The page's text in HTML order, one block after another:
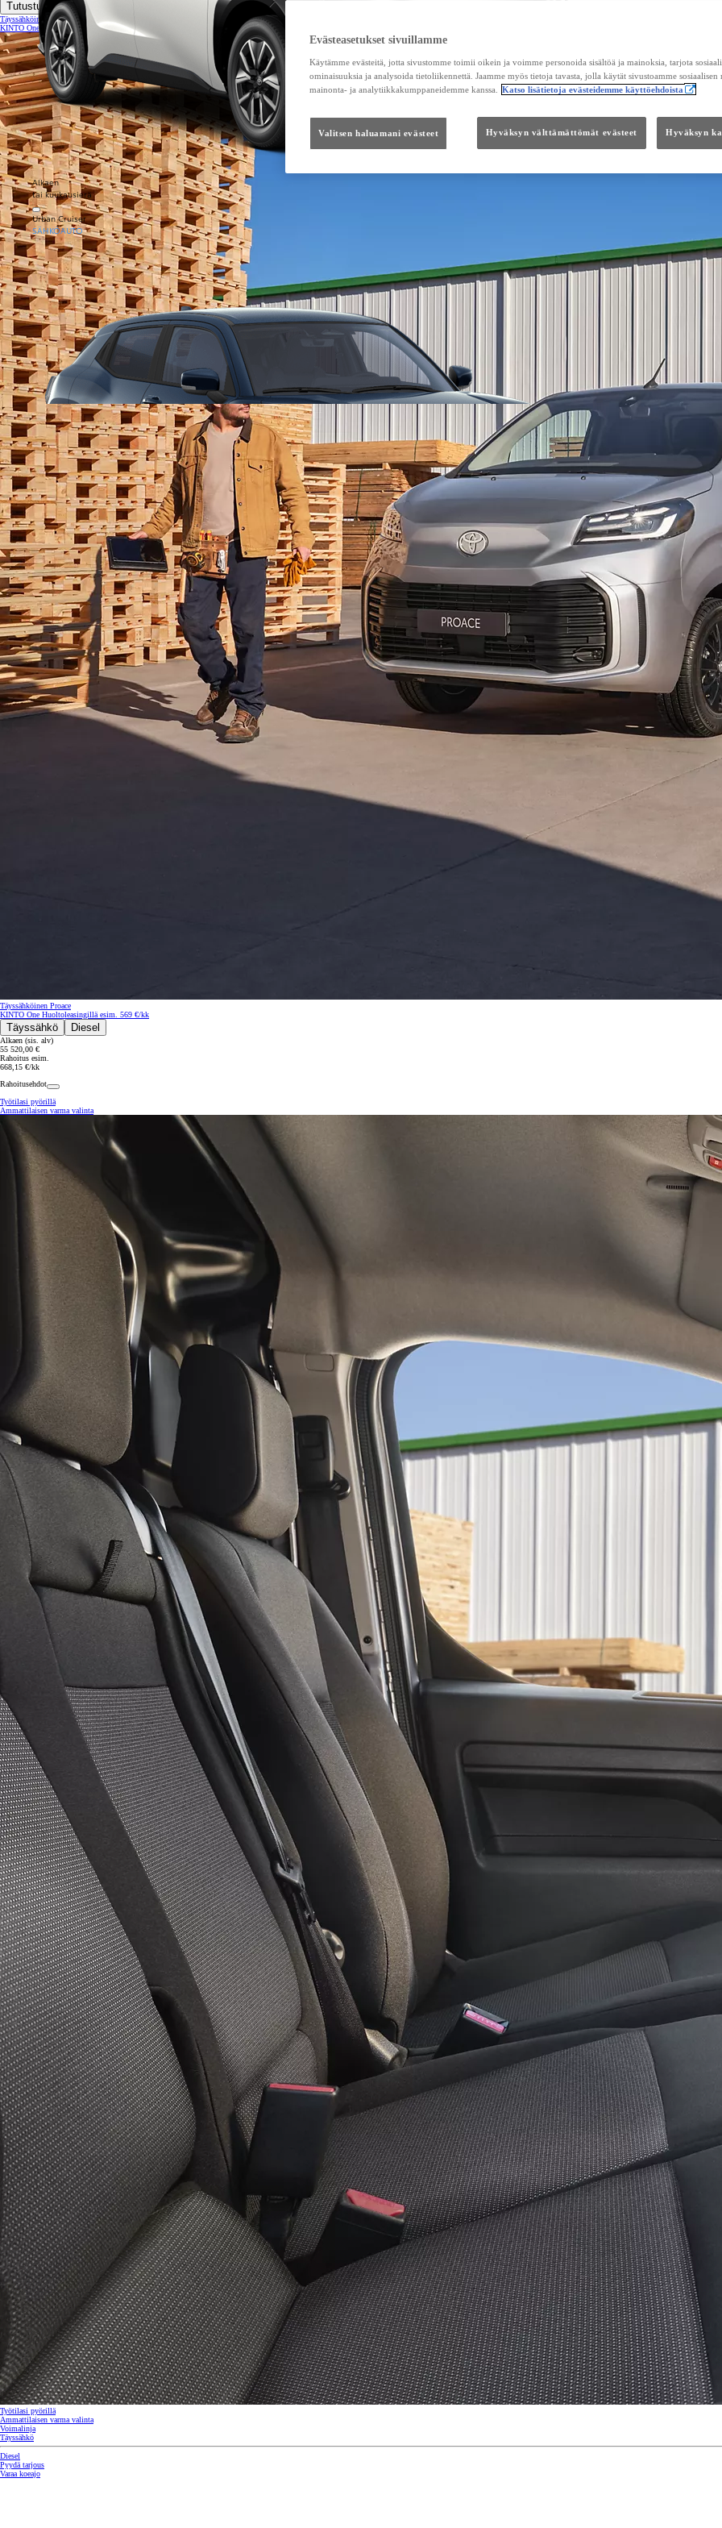
Alkaen
tai kuukausierä
Urban Cruiser
SÄHKÖAUTO
Alkaen
tai kuukausierä
Corolla Touring Sports
HYBRIDI
Alkaen
tai kuukausierä
RAV4
LADATTAVA HYBRIDI
Tutustu tarkemmin
Täyssähköinen Proace
KINTO One Huoltoleasingillä esim. 569 €/kk
Täyssähköinen Proace
KINTO One Huoltoleasingillä esim. 569 €/kk
Täyssähkö Diesel
Alkaen (sis. alv)
55 520,00 €
Rahoitus esim.
668,15 €/kk
Rahoitusehdot
Työtilasi pyörillä
Ammattilaisen varma valinta
Työtilasi pyörillä
Ammattilaisen varma valinta
Voimalinja
Täyssähkö
Diesel
Pyydä tarjous
Varaa koeajo
Evästeasetukset sivuillamme
Käytämme evästeitä, jotta sivustomme toimii oikein ja voimme personoida sisältöä ja mainoksia, tarjota
ominaisuuksia ja analysoida tietoliikennettä. Jaamme myös tietoja tavasta, jolla käytät sivustoamme sosiaalisen
mainonta- ja analytiikkakumppaneidemme kanssa.
Katso lisätietoja evästeidemme käyttöehdoista
Valitsen haluamani evästeet Hyväksyn välttämättömät evästeet Hyväksyn